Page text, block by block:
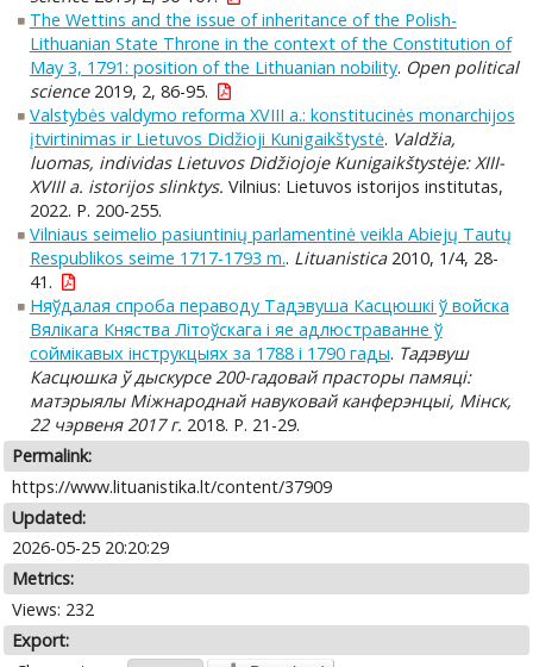
The Wettins and the issue of inheritance of the Polish-
Lithuanian State Throne in the context of the Constitution of
May 3, 1791: position of the Lithuanian nobility. Open political
science2019, 2, 86-95.
Valstybės valdymo reforma XVIII a.: konstitucinės monarchijos
įtvirtinimas ir Lietuvos Didžioji Kunigaikštystė. Valdžia,
luomas, individas Lietuvos Didžiojoje Kunigaikštystėje: XIII-
XVIII a. istorijos slinktys. Vilnius: Lietuvos istorijos institutas,
2022. P. 200-255.
Vilniaus seimelio pasiuntinių parlamentinė veikla Abiejų Tautų
Respublikos seime 1717-1793 m.. Lituanistica2010, 1/4, 28-
41.
Няўдалая спроба пераводу Тадэвуша Касцюшкі ў войска
Вялікага Княства Літоўскага і яе адлюстраванне ў
соймікавых інструкцыях за 1788 і 1790 гады. Тадэвуш
Касцюшка ў дыскурсе 200-гадовай прасторы памяці:
матэрыялы Міжнароднай навуковай канферэнцыі, Мінск,
22 чэрвеня 2017 г. 2018. P. 21-29.
Permalink:
https://www.lituanistika.lt/content/37909
Updated:
2026-05-25 20:20:29
Metrics:
Views: 232
Export: